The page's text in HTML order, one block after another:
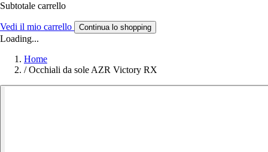
Subtotale carrello
Vedi il mio carrello Continua lo shopping
Loading...
Home
/ Occhiali da sole AZR Victory RX